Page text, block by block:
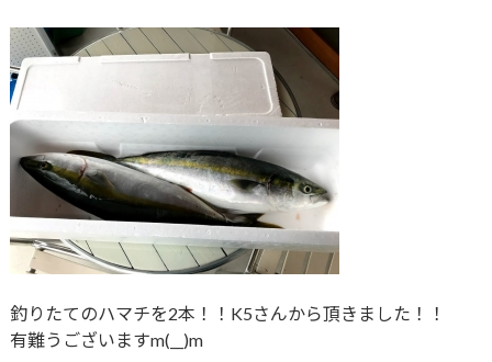
釣りたてのハマチを2本！！K5さんから頂きました！！
有難うございますm(__)m